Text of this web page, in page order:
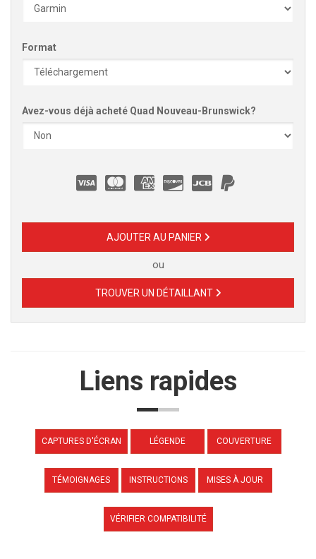
Format
Avez-vous déjà acheté Quad Nouveau-Brunswick?
AJOUTER AU PANIER
ou
TROUVER UN DÉTAILLANT
Liens rapides
CAPTURES D'ÉCRAN LÉGENDE COUVERTURE
TÉMOIGNAGES INSTRUCTIONS MISES À JOUR
VÉRIFIER COMPATIBILITÉ